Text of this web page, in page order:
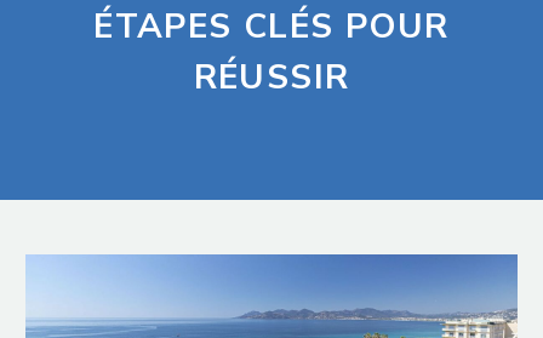
ÉTAPES CLÉS POUR
RÉUSSIR